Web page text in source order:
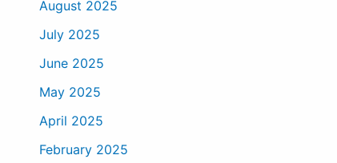
August 2025
July 2025
June 2025
May 2025
April 2025
February 2025